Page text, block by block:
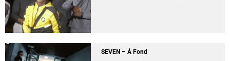
SEVEN – À Fond